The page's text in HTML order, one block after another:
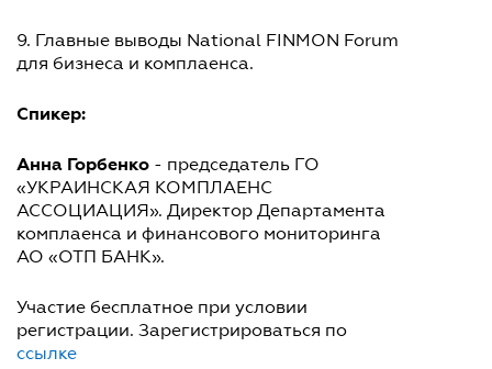
9. Главные выводы National FINMON Forum
для бизнеса и комплаенса.
Спикер:
Анна Горбенко - председатель ГО
«УКРАИНСКАЯ КОМПЛАЕНС
АССОЦИАЦИЯ». Директор Департамента
комплаенса и финансового мониторинга
АО «ОТП БАНК».
Участие бесплатное при условии
регистрации. Зарегистрироваться по
ссылке